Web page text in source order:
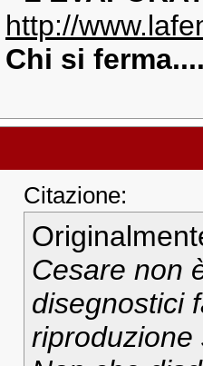
http://
Chi si
Citazione:
Cesare non
disegnostici
riproduzione